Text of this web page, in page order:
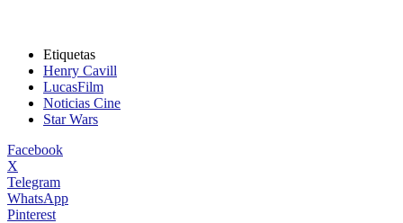
Etiquetas
Henry Cavill
LucasFilm
Noticias Cine
Star Wars
Facebook
X
Telegram
WhatsApp
Pinterest